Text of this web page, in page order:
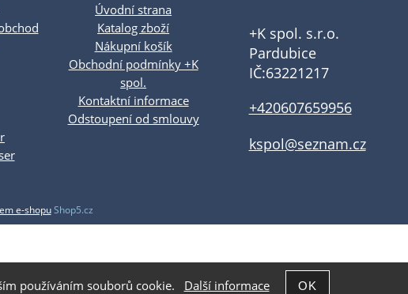
Úvodní strana
Katalog zboží
Nákupní košík
Obchodní podmínky +K
spol.
Kontaktní informace
Odstoupení od smlouvy
+K spol. s.r.o.
Pardubice
IČ:63221217
+420607659956
kspol@seznam.cz
e-shopuShop5.cz
používáním souborů cookie. Další informace